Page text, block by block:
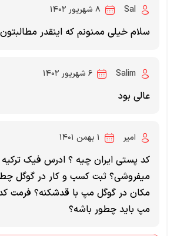
Sal ۸ شهریور ۱۴۰۲
سلام خیلی ممنونم که اینقدر
Salim ۶ شهریور ۱۴۰۲
عالی بود
امیر ۱ بهمن ۱۴۰۱
کد پستی ایران چیه ؟ ادرس فیک ترکیه
میفروشی؟ ثبت کسب و کار در گوگل
مکان در گوگل مپ با قدشکنه؟ فرمت
مپ باید چطور باشه؟